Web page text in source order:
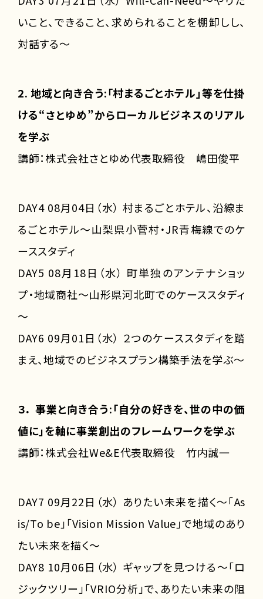
いこと、できること、求められることを棚卸しし、
対話する～
2. 地域と向き合う:「村まるごとホテル」等を仕掛
ける“さとゆめ”からローカルビジネスのリアル
を学ぶ
講師：株式会社さとゆめ代表取締役 嶋田俊平
DAY4 08月04日（水） 村まるごとホテル、沿線ま
るごとホテル～山梨県小菅村・JR青梅線でのケ
ーススタディ
DAY5 08月18日（水） 町単独のアンテナショッ
プ・地域商社～山形県河北町でのケーススタディ
～
DAY6 09月01日（水） ２つのケーススタディを踏
まえ、地域でのビジネスプラン構築手法を学ぶ～
３． 事業と向き合う:「自分の好きを、世の中の価
値に」を軸に事業創出のフレームワークを学ぶ
講師：株式会社We&E代表取締役 竹内誠一
DAY7 09月22日（水） ありたい未来を描く～「As
is/To be」「Vision Mission Value」で地域のあり
たい未来を描く～
DAY8 10月06日（水） ギャップを見つける～「ロ
ジックツリー」「VRIO分析」で、ありたい未来の阻